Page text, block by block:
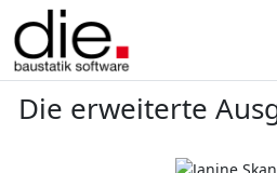
Die erweiterte